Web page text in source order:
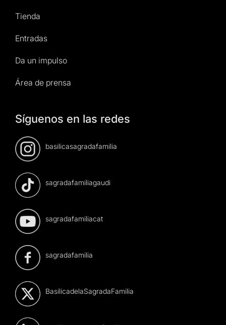
Tienda
Entradas
Da un impulso
Área de prensa
Síguenos en las redes
basilicasagradafamilia
sagradafamiliagaudi
sagradafamiliacat
sagradafamilia
BasilicadelaSagradaFamilia